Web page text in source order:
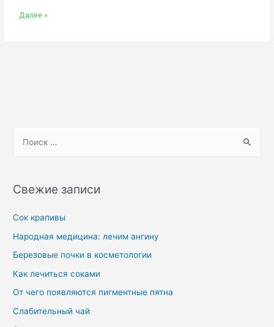
Далее »
Свежие записи
Сок крапивы
Народная медицина: лечим ангину
Березовые почки в косметологии
Как лечиться соками
От чего появляются пигментные пятна
Слабительный чай